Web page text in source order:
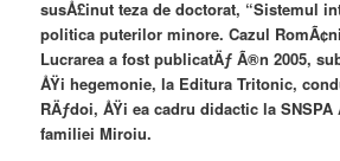
susÅ£inut teza de doctorat, “Sistemul
politica puterilor minore. Cazul
Lucrarea a fost publicatÄƒ Ã®n 2005,
ÅŸi hegemonie, la Editura Tritonic,
RÄƒdoi, ÅŸi ea cadru didactic la SNSPA
familiei Miroiu.